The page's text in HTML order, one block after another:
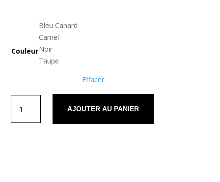
Couleur
Bleu Canard
Camel
Noir
Taupe
Effacer
Sola
AJOUTER AU PANIER